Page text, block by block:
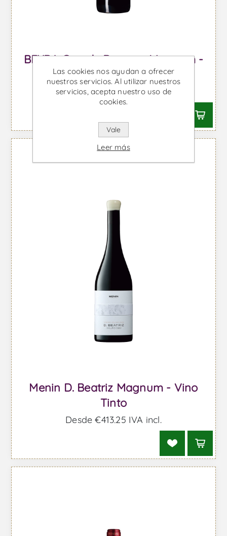
BEYRA Grande Reserva Magnum -
Vino Tinto
Desde €70,57 IVA incl.
Menin D. Beatriz Magnum - Vino
Tinto
Desde €413,25 IVA incl.
Las cookies nos ayudan a ofrecer
nuestros servicios. Al utilizar nuestros
servicios, acepta nuestro uso de
cookies.
Vale
Leer más